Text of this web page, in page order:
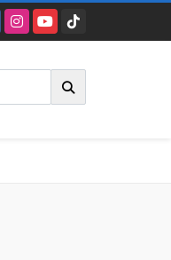
InstagramYouTubeTikTok